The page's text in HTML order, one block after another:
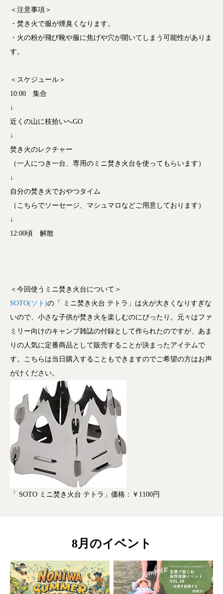
＜注意事項＞
・焚き火で服が煙臭くなります。
・火の粉が飛び靴や服に焦げや穴が開いてしまう可能性がありま
す。
＜スケジュール＞
10:00 集合
↓
近くの山に枝拾いへGO
↓
焚き火のレクチャー
（一人につき一台、専用のミニ焚き火台を使ってもらいます）
↓
自分の焚き火でおやつタイム
（こちらでソーセージ、マシュマロなどご用意しております）
↓
12:00頃 解散
＜今回使うミニ焚き火台について＞
SOTO(ソト)の「 ミニ焚き火台 テトラ」は火が大きくなりすぎな
いので、小さな子供が焚き火を楽しむのにぴったり。元々はファ
ミリー向けのキャンプ雑誌の付録として作られたのですが、あま
りの人気に定番商品として販売することが決まったアイテムで
す。こちらは当日購入することもできますのでご希望の方はお声
がけください。
「 SOTO ミニ焚き火台 テトラ」価格：￥1100円
8月のイベント